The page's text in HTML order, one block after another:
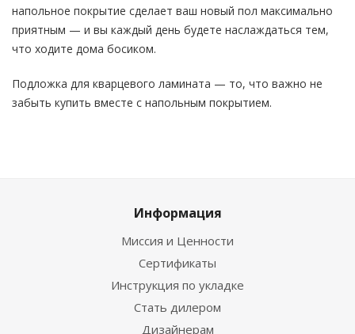
напольное покрытие сделает ваш новый пол максимально
приятным — и вы каждый день будете наслаждаться тем,
что ходите дома босиком.
Подложка для кварцевого ламината — то, что важно не
забыть купить вместе с напольным покрытием.
Информация
Миссия и Ценности
Сертификаты
Инструкция по укладке
Стать дилером
Дизайнерам